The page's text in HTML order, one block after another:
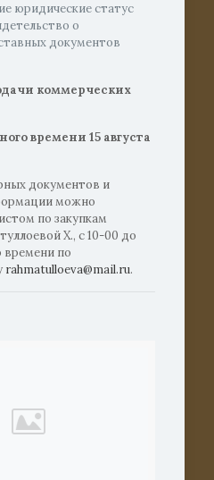
юридические статус
о
документов
коммерческих
времени 15 августа
документов и
можно
по закупкам
Х., с 10-00 до
времени по
rahmatulloeva@mail.ru.